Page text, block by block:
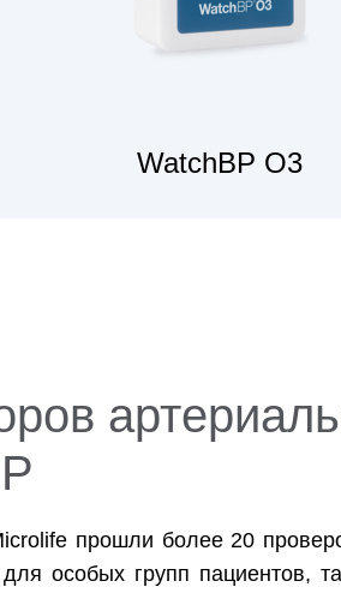
WatchBP O3
ПОСМОТРЕТЬ
прошли более 20
особых групп пациентов,